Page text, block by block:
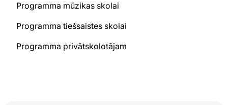
Programma mūzikas skolai
Programma tiešsaistes skolai
Programma privātskolotājam